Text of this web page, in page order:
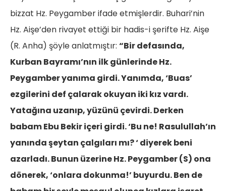
bizzat Hz. Peygamber ifade etmişlerdir. Buhari’nin
Hz. Aişe’den rivayet ettiği bir hadis-i şerifte Hz. Aişe
(R. Anha) şöyle anlatmıştır: “Bir defasında,
Kurban Bayramı’nın ilk günlerinde Hz.
Peygamber yanıma girdi. Yanımda, ‘Buas’
ezgilerini def çalarak okuyan iki kız vardı.
Yatağına uzanıp, yüzünü çevirdi. Derken
babam Ebu Bekir içeri girdi. ‘Bu ne! Rasulullah’ın
yanında şeytan çalgıları mı? ‘ diyerek beni
azarladı. Bunun üzerine Hz. Peygamber (S) ona
dönerek, ‘onlara dokunma!’ buyurdu. Ben de